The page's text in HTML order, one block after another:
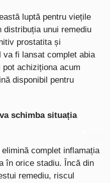
luptă pentru viețile
distribuția unui remediu
prostatita și
fi lansat complet abia
achiziționa acum
disponibil pentru
schimba situația
elimină complet inflamația
în orice stadiu. Încă din
remediu, riscul